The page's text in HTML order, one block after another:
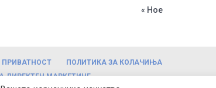
« Ное
ПРИВАТНОСТ
ПОЛИТИКА ЗА КОЛАЧИЊА
ДИРЕКТЕН МАРКЕТИНГ